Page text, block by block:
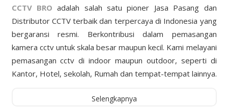
CCTV BRO adalah salah satu pioner Jasa Pasang dan
Distributor CCTV terbaik dan terpercaya di Indonesia yang
bergaransi resmi. Berkontribusi dalam pemasangan
kamera cctv untuk skala besar maupun kecil. Kami melayani
pemasangan cctv di indoor maupun outdoor, seperti di
Kantor, Hotel, sekolah, Rumah dan tempat-tempat lainnya.
Selengkapnya